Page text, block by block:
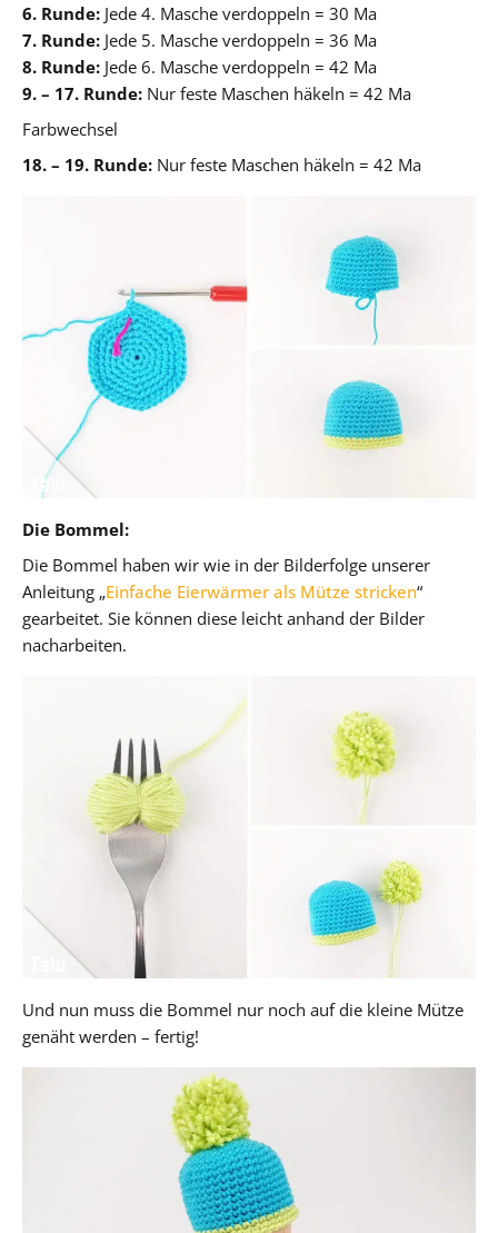
6. Runde: Jede 4. Masche verdoppeln = 30 Ma
7. Runde: Jede 5. Masche verdoppeln = 36 Ma
8. Runde: Jede 6. Masche verdoppeln = 42 Ma
9. – 17. Runde: Nur feste Maschen häkeln = 42 Ma
Farbwechsel
18. – 19. Runde: Nur feste Maschen häkeln = 42 Ma
Die Bommel:
Die Bommel haben wir wie in der Bilderfolge unserer
Anleitung „Einfache Eierwärmer als Mütze stricken“
gearbeitet. Sie können diese leicht anhand der Bilder
nacharbeiten.
Und nun muss die Bommel nur noch auf die kleine Mütze
genäht werden – fertig!